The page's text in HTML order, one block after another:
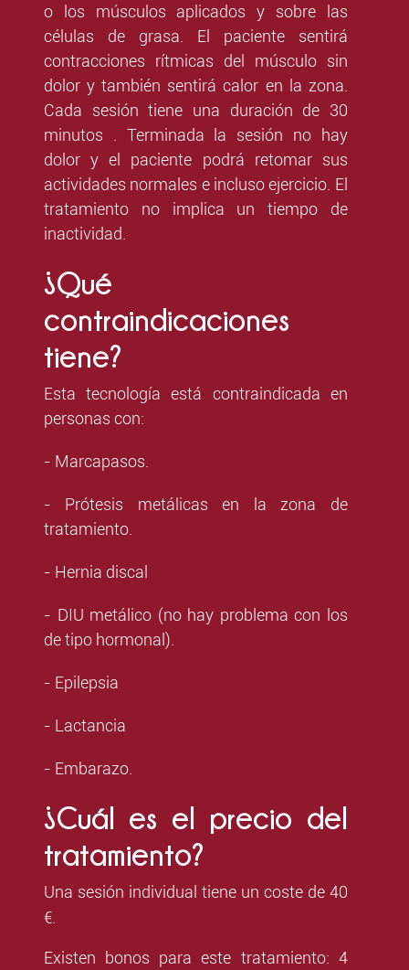
o los músculos aplicados y sobre las
células de grasa. El paciente sentirá
contracciones rítmicas del músculo sin
dolor y también sentirá calor en la zona.
Cada sesión tiene una duración de 30
minutos . Terminada la sesión no hay
dolor y el paciente podrá retomar sus
actividades normales e incluso ejercicio. El
tratamiento no implica un tiempo de
inactividad.
¿Qué
contraindicaciones
tiene?
Esta tecnología está contraindicada en
personas con:
- Marcapasos.
- Prótesis metálicas en la zona de
tratamiento.
- Hernia discal
- DIU metálico (no hay problema con los
de tipo hormonal).
- Epilepsia
- Lactancia
- Embarazo.
¿Cuál es el precio del
tratamiento?
Una sesión individual tiene un coste de 40
€.
Existen bonos para este tratamiento: 4